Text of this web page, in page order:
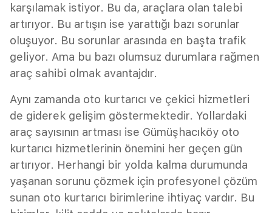
karşılamak istiyor. Bu da, araçlara olan talebi
artırıyor. Bu artışın ise yarattığı bazı sorunlar
oluşuyor. Bu sorunlar arasında en başta trafik
geliyor. Ama bu bazı olumsuz durumlara rağmen
araç sahibi olmak avantajdır.
Aynı zamanda oto kurtarıcı ve çekici hizmetleri
de giderek gelişim göstermektedir. Yollardaki
araç sayısının artması ise Gümüşhacıköy oto
kurtarıcı hizmetlerinin önemini her geçen gün
artırıyor. Herhangi bir yolda kalma durumunda
yaşanan sorunu çözmek için profesyonel çözüm
sunan oto kurtarıcı birimlerine ihtiyaç vardır. Bu